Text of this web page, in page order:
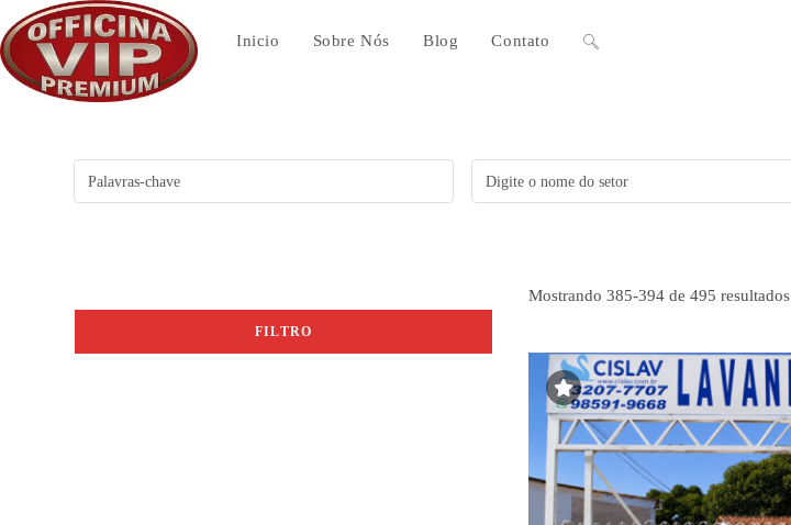
para
o
conteúdo
Inicio Sobre Nós Blog Contato Alternar
do
FILTRO
Mostrando 385-394 de 495 resultados